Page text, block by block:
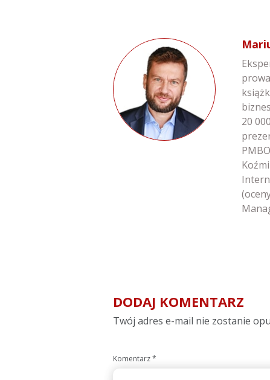
20
DODAJ KOMENTARZ
Twój adres e-mail nie zostanie
Komentarz*